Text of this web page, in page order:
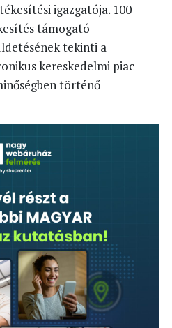
igazgatója. 100
támogató
tekinti a
kereskedelmi piac
történő